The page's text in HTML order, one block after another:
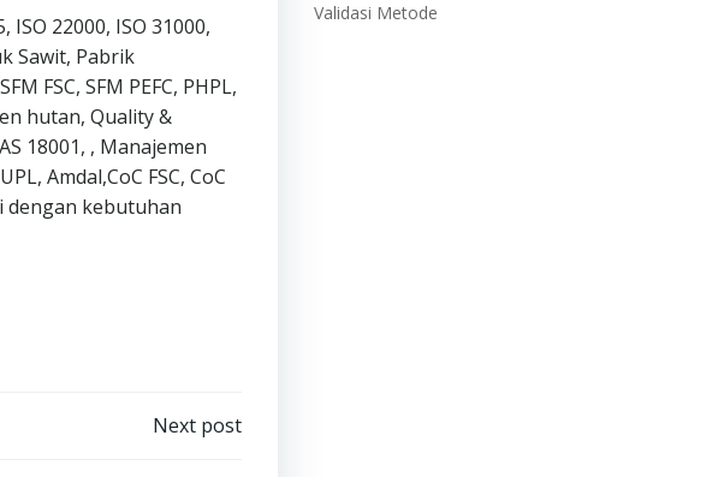
ISO 22000, ISO 31000,
Sawit, Pabrik
FSC, SFM PEFC, PHPL,
hutan, Quality &
18001, , Manajemen
Amdal,CoC FSC, CoC
dengan kebutuhan
Next post
Validasi Metode